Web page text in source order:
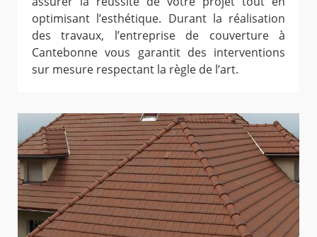
optimisant l’esthétique. Durant la réalisation
des travaux, l’entreprise de couverture à
Cantebonne vous garantit des interventions
sur mesure respectant la règle de l’art.